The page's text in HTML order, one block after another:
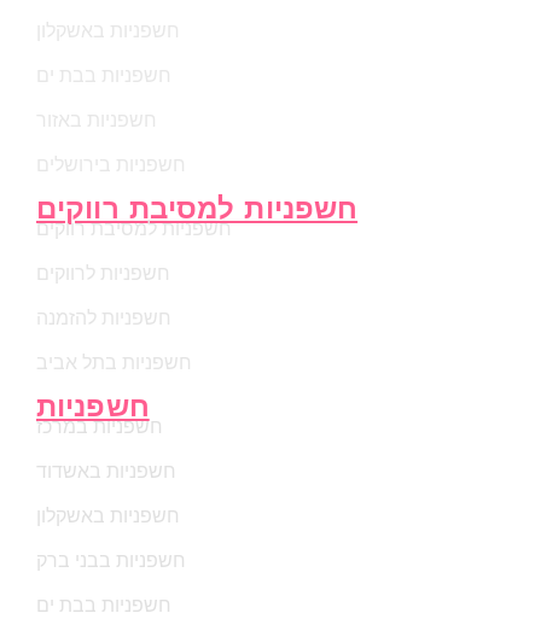
חשפניות באשקלון
חשפניות בבת ים
חשפניות באזור
חשפניות בירושלים
חשפניות למסיבת רווקים
חשפניות למסיבת רווקים
חשפניות לרווקים
חשפניות להזמנה
חשפניות בתל אביב
חשפניות
חשפניות במרכז
חשפניות באשדוד
חשפניות באשקלון
חשפניות בבני ברק
חשפניות בבת ים